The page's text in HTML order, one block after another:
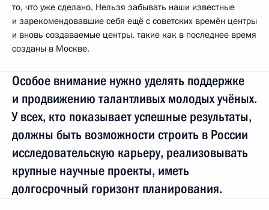
то, что уже сделано. Нельзя забывать наши известные
и зарекомендовавшие себя ещё с советских времён центры
и вновь создаваемые центры, такие как в последнее время
созданы в Москве.
Особое внимание нужно уделять поддержке
и продвижению талантливых молодых учёных.
У всех, кто показывает успешные результаты,
должны быть возможности строить в России
исследовательскую карьеру, реализовывать
крупные научные проекты, иметь
долгосрочный горизонт планирования.